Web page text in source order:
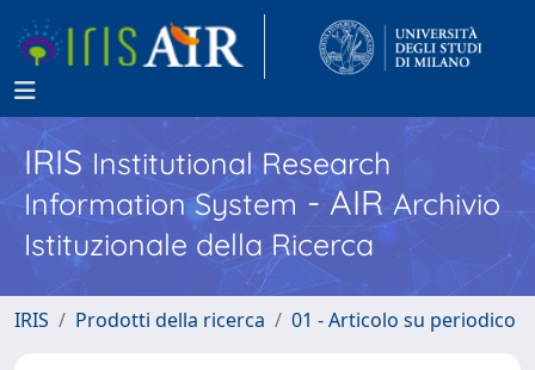
IRISInstitutional Research
Information System - AIR Archivio
Istituzionale della Ricerca
IRIS Prodotti della ricerca 01 - Articolo su periodico